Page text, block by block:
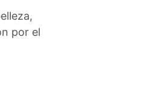
por el